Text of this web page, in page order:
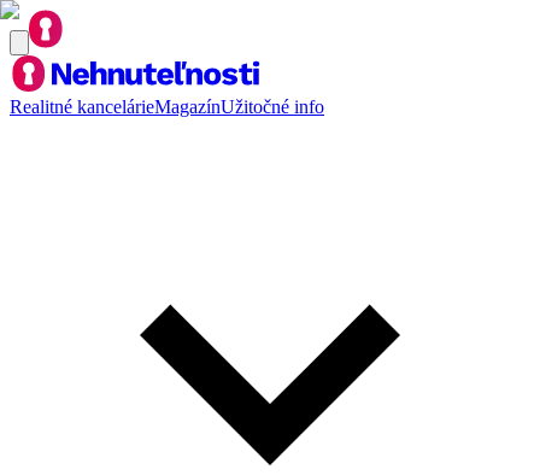
Realitné kancelárieMagazínUžitočné info